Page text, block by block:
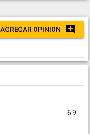
AGREGAR OPINION
6.9